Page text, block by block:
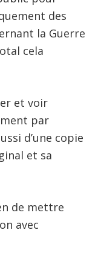
des
la Guerre
cela
et voir
par
d’une copie
et sa
de mettre
avec